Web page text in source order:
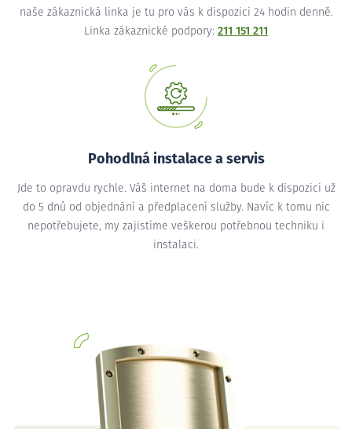
naše zákaznická linka je tu pro vás k dispozici 24 hodin denně.
Linka zákaznické podpory: 211 151 211
Pohodlná instalace a servis
Jde to opravdu rychle. Váš internet na doma bude k dispozici už
do 5 dnů od objednání a předplacení služby. Navíc k tomu nic
nepotřebujete, my zajistíme veškerou potřebnou techniku i
instalaci.